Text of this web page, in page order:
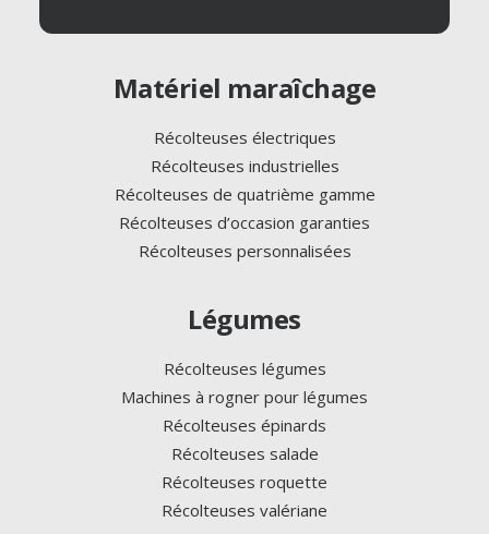
Matériel maraîchage
Récolteuses électriques
Récolteuses industrielles
Récolteuses de quatrième gamme
Récolteuses d’occasion garanties
Récolteuses personnalisées
Légumes
Récolteuses légumes
Machines à rogner pour légumes
Récolteuses épinards
Récolteuses salade
Récolteuses roquette
Récolteuses valériane